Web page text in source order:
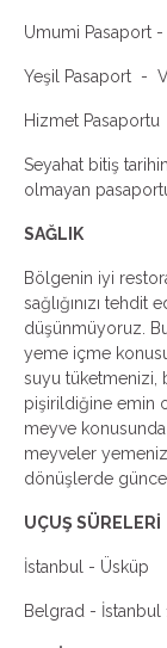
Umumi Pasaport
Yeşil Pasaport -
Hizmet
Seyahat bitiş
olmayan
SAĞLIK
Bölgenin iyi
sağlığınızı tehdit
düşünmüyoruz.
yeme içme
suyu tüketmenizi,
pişirildiğine emin
meyve
meyveler
dönüşlerde güncel
UÇUŞ SÜRELERİ
İstanbul - Üsküp
Belgrad - İstanbul